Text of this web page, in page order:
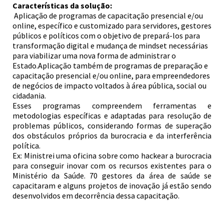
Características da solução:
Aplicação de programas de capacitação presencial e/ou
online, específico e customizado para servidores, gestores
públicos e políticos com o objetivo de prepará-los para
transformação digital e mudança de mindset necessárias
para viabilizar uma nova forma de administrar o
Estado.Aplicação também de programas de preparação e
capacitação presencial e/ou online, para empreendedores
de negócios de impacto voltados à área pública, social ou
cidadania.
Esses programas compreendem ferramentas e
metodologias específicas e adaptadas para resolução de
problemas públicos, considerando formas de superação
dos obstáculos próprios da burocracia e da interferência
política.
Ex: Ministrei uma oficina sobre como hackear a burocracia
para conseguir inovar com os recursos existentes para o
Ministério da Saúde. 70 gestores da área de saúde se
capacitaram e alguns projetos de inovação já estão sendo
desenvolvidos em decorrência dessa capacitação.